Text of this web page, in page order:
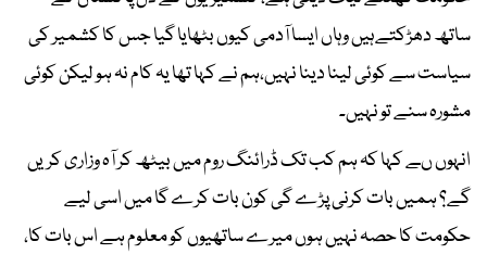
ساتھ دھڑکتےہیں وہاں ایسا آدمی کیوں بٹھایا گیا جس کا کشمیر کی
سیاست سے کوئی لینا دینا نہیں،ہم نے کہا تھا یہ کام نہ ہو لیکن کوئی
مشورہ سنے تو نہیں۔
انہوں ںے کہا کہ ہم کب تک ڈرائنگ روم میں بیٹھ کر آہ وزاری کریں
گے؟ ہمیں بات کرنی پڑے گی کون بات کرے گا میں اسی لیے
حکومت کا حصہ نہیں ہوں میرے ساتھیوں کو معلوم ہے اس بات کا،